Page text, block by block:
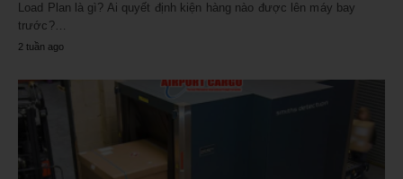
Load Plan là gì? Ai quyết định kiện hàng nào được lên máy bay
trước?…
2 tuần ago